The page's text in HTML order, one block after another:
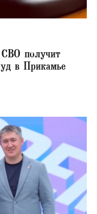
СВО получит
в Прикамье